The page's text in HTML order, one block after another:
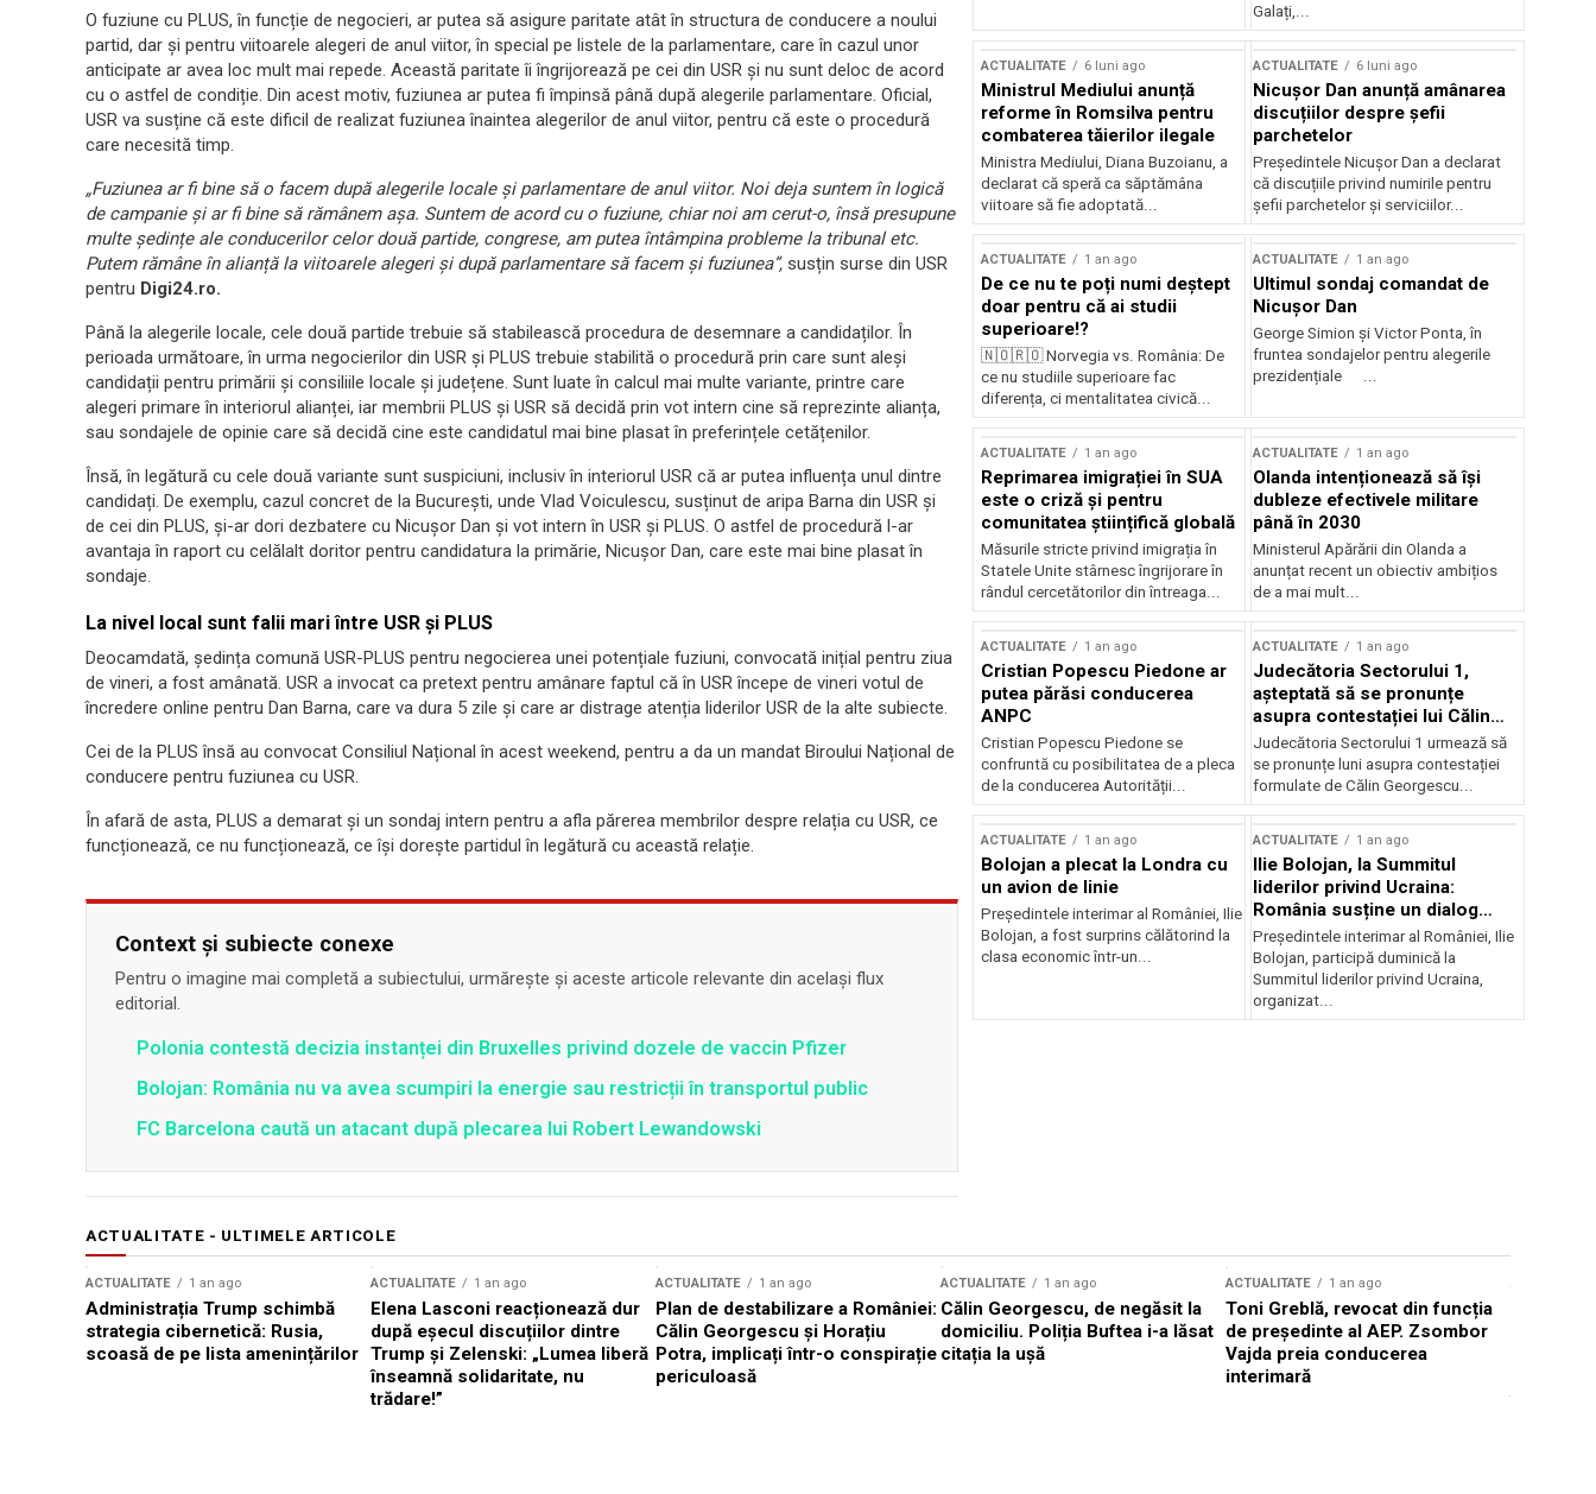
O fuziune cu PLUS, în funcție de negocieri, ar putea să asigure paritate atât în structura de conducere a noului
partid, dar și pentru viitoarele alegeri de anul viitor, în special pe listele de la parlamentare, care în cazul unor
anticipate ar avea loc mult mai repede. Această paritate îi îngrijorează pe cei din USR și nu sunt deloc de acord
cu o astfel de condiție. Din acest motiv, fuziunea ar putea fi împinsă până după alegerile parlamentare. Oficial,
USR va susține că este dificil de realizat fuziunea înaintea alegerilor de anul viitor, pentru că este o procedură
care necesită timp.
„Fuziunea ar fi bine să o facem după alegerile locale și parlamentare de anul viitor. Noi deja suntem în logică
de campanie și ar fi bine să rămânem așa. Suntem de acord cu o fuziune, chiar noi am cerut-o, însă presupune
multe ședințe ale conducerilor celor două partide, congrese, am putea întâmpina probleme la tribunal etc.
Putem rămâne în alianță la viitoarele alegeri și după parlamentare să facem și fuziunea”, susțin surse din USR
pentru Digi24.ro.
Până la alegerile locale, cele două partide trebuie să stabilească procedura de desemnare a candidaților. În
perioada următoare, în urma negocierilor din USR și PLUS trebuie stabilită o procedură prin care sunt aleși
candidații pentru primării și consiliile locale și județene. Sunt luate în calcul mai multe variante, printre care
alegeri primare în interiorul alianței, iar membrii PLUS și USR să decidă prin vot intern cine să reprezinte alianța,
sau sondajele de opinie care să decidă cine este candidatul mai bine plasat în preferințele cetățenilor.
Însă, în legătură cu cele două variante sunt suspiciuni, inclusiv în interiorul USR că ar putea influența unul dintre
candidați. De exemplu, cazul concret de la București, unde Vlad Voiculescu, susținut de aripa Barna din USR și
de cei din PLUS, și-ar dori dezbatere cu Nicușor Dan și vot intern în USR și PLUS. O astfel de procedură l-ar
avantaja în raport cu celălalt doritor pentru candidatura la primărie, Nicușor Dan, care este mai bine plasat în
sondaje.
La nivel local sunt falii mari între USR și PLUS
Deocamdată, ședința comună USR-PLUS pentru negocierea unei potențiale fuziuni, convocată inițial pentru ziua
de vineri, a fost amânată. USR a invocat ca pretext pentru amânare faptul că în USR începe de vineri votul de
încredere online pentru Dan Barna, care va dura 5 zile și care ar distrage atenția liderilor USR de la alte subiecte.
Cei de la PLUS însă au convocat Consiliul Național în acest weekend, pentru a da un mandat Biroului Național de
conducere pentru fuziunea cu USR.
În afară de asta, PLUS a demarat și un sondaj intern pentru a afla părerea membrilor despre relația cu USR, ce
funcționează, ce nu funcționează, ce își dorește partidul în legătură cu această relație.
Context și subiecte conexe
Pentru o imagine mai completă a subiectului, urmărește și aceste articole relevante din același flux
editorial.
Polonia contestă decizia instanței din Bruxelles privind dozele de vaccin Pfizer
Bolojan: România nu va avea scumpiri la energie sau restricții în transportul public
FC Barcelona caută un atacant după plecarea lui Robert Lewandowski
Galați,...
ACTUALITATE 6 luni ago
Ministrul Mediului anunță
reforme în Romsilva pentru
combaterea tăierilor ilegale
Ministra Mediului, Diana Buzoianu, a
declarat că speră ca săptămâna
viitoare să fie adoptată...
ACTUALITATE 6 luni ago
Nicușor Dan anunță amânarea
discuțiilor despre șefii
parchetelor
Președintele Nicușor Dan a declarat
că discuțiile privind numirile pentru
șefii parchetelor și serviciilor...
ACTUALITATE 1 an ago
De ce nu te poți numi deștept
doar pentru că ai studii
superioare!?
🇳🇴🇷🇴 Norvegia vs. România: De
ce nu studiile superioare fac
diferența, ci mentalitatea civică...
ACTUALITATE 1 an ago
Ultimul sondaj comandat de
Nicușor Dan
George Simion și Victor Ponta, în
fruntea sondajelor pentru alegerile
prezidențiale ...
ACTUALITATE 1 an ago
Reprimarea imigrației în SUA
este o criză și pentru
comunitatea științifică globală
Măsurile stricte privind imigrația în
Statele Unite stârnesc îngrijorare în
rândul cercetătorilor din întreaga...
ACTUALITATE 1 an ago
Olanda intenționează să își
dubleze efectivele militare
până în 2030
Ministerul Apărării din Olanda a
anunțat recent un obiectiv ambițios
de a mai mult...
ACTUALITATE 1 an ago
Cristian Popescu Piedone ar
putea părăsi conducerea
ANPC
Cristian Popescu Piedone se
confruntă cu posibilitatea de a pleca
de la conducerea Autorității...
ACTUALITATE 1 an ago
Judecătoria Sectorului 1,
așteptată să se pronunțe
asupra contestației lui Călin
Georgescu privind controlul
judiciar
Judecătoria Sectorului 1 urmează să
se pronunțe luni asupra contestației
formulate de Călin Georgescu...
ACTUALITATE 1 an ago
Bolojan a plecat la Londra cu
un avion de linie
Președintele interimar al României, Ilie
Bolojan, a fost surprins călătorind la
clasa economic într-un...
ACTUALITATE 1 an ago
Ilie Bolojan, la Summitul
liderilor privind Ucraina:
România susține un dialog
transatlantic pentru securitate
și stabilitate
Președintele interimar al României, Ilie
Bolojan, participă duminică la
Summitul liderilor privind Ucraina,
organizat...
ACTUALITATE - ULTIMELE ARTICOLE
ACTUALITATE 1 an ago
Administrația Trump schimbă
strategia cibernetică: Rusia,
scoasă de pe lista amenințărilor
ACTUALITATE 1 an ago
Elena Lasconi reacționează dur
după eșecul discuțiilor dintre
Trump și Zelenski: „Lumea liberă
înseamnă solidaritate, nu
trădare!”
ACTUALITATE 1 an ago
Plan de destabilizare a României:
Călin Georgescu și Horațiu
Potra, implicați într-o conspirație
periculoasă
ACTUALITATE 1 an ago
Călin Georgescu, de negăsit la
domiciliu. Poliția Buftea i-a lăsat
citația la ușă
ACTUALITATE 1 an ago
Toni Greblă, revocat din funcția
de președinte al AEP. Zsombor
Vajda preia conducerea
interimară